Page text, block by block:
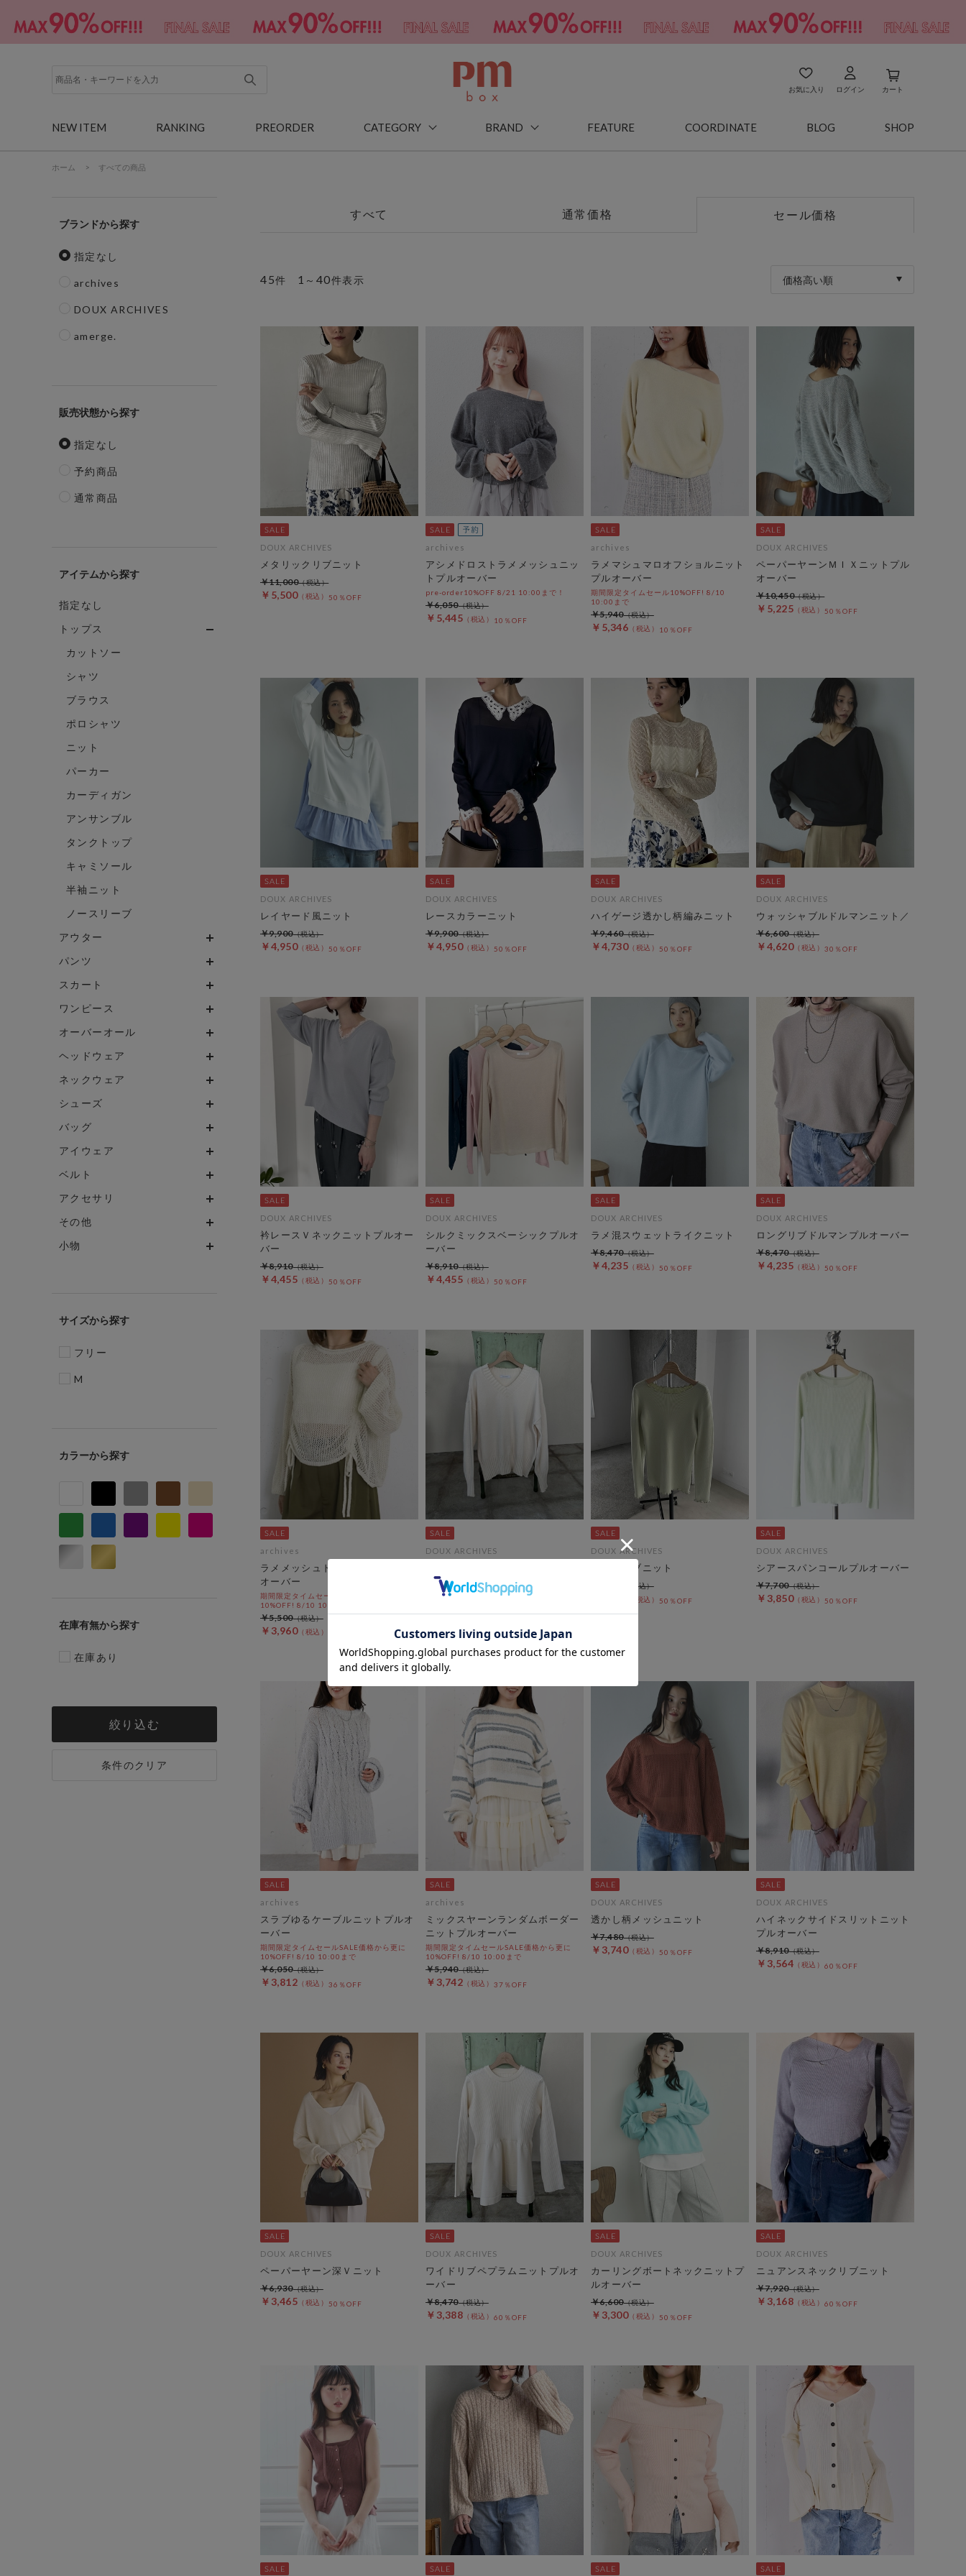
お気に入り ログイン カート
NEW ITEM RANKING PREORDER CATEGORY BRAND FEATURE COORDINATE BLOG SHOP
ホーム > すべての商品
ブランド
指定なし
archives
DOUX ARCHIVES
amerge.
販売状態
指定なし
予約商品
通常商品
アイテム
指定なし
トップス
カットソー
シャツ
ブラウス
ポロシャツ
ニット
パーカー
カーディガン
アンサンブル
タンクトップ
キャミソール
半袖ニット
ノースリーブ
アウター
パンツ
スカート
ワンピース
オーバーオール
ヘッドウェア
ネックウェア
シューズ
バッグ
アイウェア
ベルト
アクセサリ
その他
小物
サイズ
フリー
M
カラー
在庫有無
在庫あり
絞り込む
条件のクリア
すべて 通常価格 セール価格
45件 1 ～ 40件表示 価格高い順
DOUX ARCHIVES
メタリックリブニット
￥5,500 50％OFF
￥11,000
archives
アシメドロストラメメッシュニッ
トプルオーバー
pre-order10%OFF 8/21 10:00まで！
￥5,445 10％OFF
￥6,050
archives
ラメマシュマロオフショルニット
プルオーバー
期間限定タイムセール10%OFF! 8/10
10:00まで
￥5,346 10％OFF
￥5,940
DOUX ARCHIVES
ペーパーヤーンＭＩＸニットプル
オーバー
￥5,225 50％OFF
￥10,450
DOUX ARCHIVES
レイヤード風ニット
￥4,950 50％OFF
￥9,900
DOUX ARCHIVES
レースカラーニット
￥4,950 50％OFF
￥9,900
DOUX ARCHIVES
ハイゲージ透かし柄編みニット
￥4,730 50％OFF
￥9,460
DOUX ARCHIVES
ウォッシャブルドルマンニット／
￥4,620 30％OFF
￥6,600
DOUX ARCHIVES
衿レースＶネックニットプルオー
バー
￥4,455 50％OFF
￥8,910
DOUX ARCHIVES
シルクミックスベーシックプルオ
ーバー
￥4,455 50％OFF
￥8,910
DOUX ARCHIVES
ラメ混スウェットライクニット
￥4,235 50％OFF
￥8,470
DOUX ARCHIVES
ロングリブドルマンプルオーバー
￥4,235 50％OFF
￥8,470
archives
ラメメッシュドロストニットプル
オーバー
期間限定タイムセールSALE価格から更に
10%OFF! 8/10 10:00まで
￥3,960
￥5,500
DOUX ARCHIVES
￥3,960
￥7,920
DOUX ARCHIVES
メローリブニット
50％OFF
DOUX ARCHIVES
シアースパンコールプルオーバー
￥3,850 50％OFF
￥7,700
archives
スラブゆるケーブルニットプルオ
ーバー
期間限定タイムセールSALE価格から更に
10%OFF! 8/10 10:00まで
￥3,812 36％OFF
￥6,050
archives
ミックスヤーンランダムボーダー
ニットプルオーバー
期間限定タイムセールSALE価格から更に
10%OFF! 8/10 10:00まで
￥3,742 37％OFF
￥5,940
DOUX ARCHIVES
透かし柄メッシュニット
￥3,740 50％OFF
￥7,480
DOUX ARCHIVES
ハイネックサイドスリットニット
プルオーバー
￥3,564 60％OFF
￥8,910
DOUX ARCHIVES
ペーパーヤーン深Ｖニット
￥3,465 50％OFF
￥6,930
DOUX ARCHIVES
ワイドリブペプラムニットプルオ
ーバー
￥3,388 60％OFF
￥8,470
DOUX ARCHIVES
カーリングボートネックニットプ
ルオーバー
￥3,300 50％OFF
￥6,600
DOUX ARCHIVES
ニュアンスネックリブニット
￥3,168 60％OFF
￥7,920